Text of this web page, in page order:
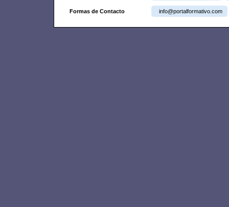
Formas de Contacto info@portalformativo.com